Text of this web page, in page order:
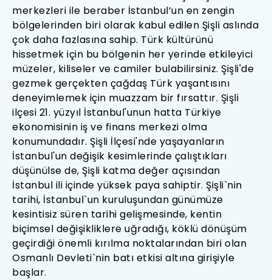
merkezleri ile beraber İstanbul’un en zengin
bölgelerinden biri olarak kabul edilen Şişli aslında
çok daha fazlasına sahip. Türk kültürünü
hissetmek için bu bölgenin her yerinde etkileyici
müzeler, kiliseler ve camiler bulabilirsiniz. Şişli'de
gezmek gerçekten çağdaş Türk yaşantısını
deneyimlemek için muazzam bir fırsattır. Şişli
ilçesi 21. yüzyıl İstanbul'unun hatta Türkiye
ekonomisinin iş ve finans merkezi olma
konumundadır. Şişli İlçesi'nde yaşayanların
İstanbul'un değişik kesimlerinde çalıştıkları
düşünülse de, Şişli katma değer açısından
İstanbul ili içinde yüksek paya sahiptir. Şişli`nin
tarihi, İstanbul`un kuruluşundan günümüze
kesintisiz süren tarihi gelişmesinde, kentin
biçimsel değişikliklere uğradığı, köklü dönüşüm
geçirdiği önemli kırılma noktalarından biri olan
Osmanlı Devleti`nin batı etkisi altına girişiyle
başlar.